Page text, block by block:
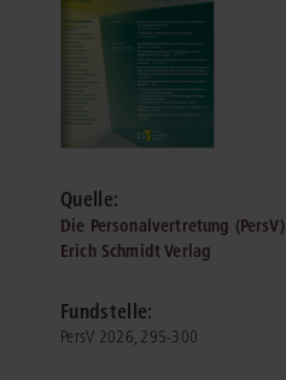
Quelle:
Die Personalvertretung (PersV)
Erich Schmidt Verlag
Fundstelle:
PersV 2026, 295-300